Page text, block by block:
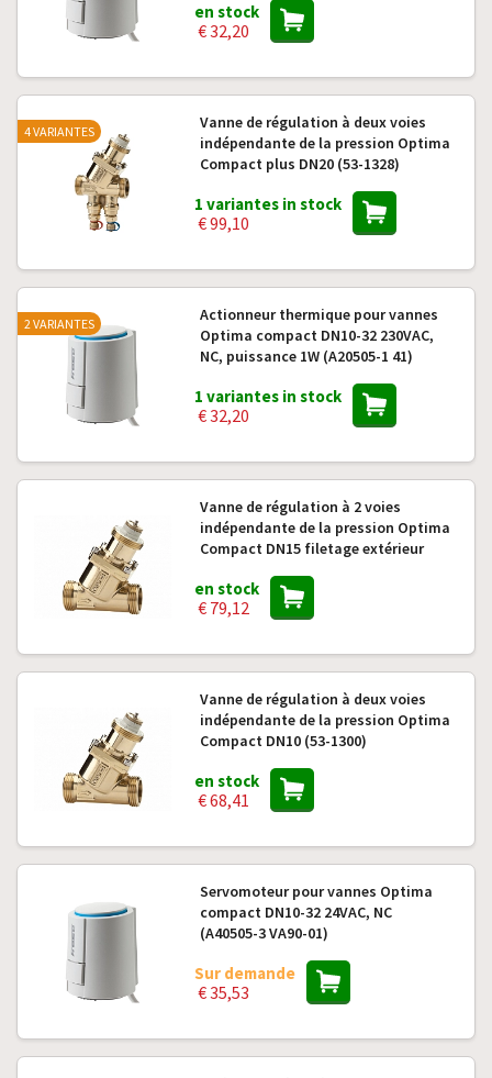
en stock
€ 32,20
Vanne de régulation à deux voies
indépendante de la pression Optima
Compact plus DN20 (53-1328)
1 variantes in stock
€ 99,10
4 VARIANTES
Actionneur thermique pour vannes
Optima compact DN10-32 230VAC,
NC, puissance 1W (A20505-1 41)
1 variantes in stock
€ 32,20
2 VARIANTES
Vanne de régulation à 2 voies
indépendante de la pression Optima
Compact DN15 filetage extérieur
en stock
€ 79,12
Vanne de régulation à deux voies
indépendante de la pression Optima
Compact DN10 (53-1300)
en stock
€ 68,41
Servomoteur pour vannes Optima
compact DN10-32 24VAC, NC
(A40505-3 VA90-01)
Sur demande
€ 35,53